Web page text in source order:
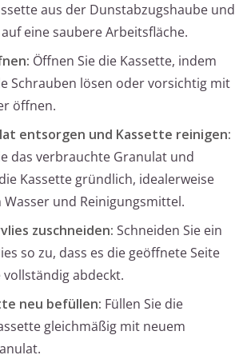
aus der Dunstabzugshaube und
auf eine saubere Arbeitsfläche.
Öffnen Sie die Kassette, indem
Schrauben lösen oder vorsichtig mit
öffnen.
entsorgen und Kassette reinigen:
das verbrauchte Granulat und
Kassette gründlich, idealerweise
und Reinigungsmittel.
zuschneiden: Schneiden Sie ein
so zu, dass es die geöffnete Seite
vollständig abdeckt.
neu befüllen: Füllen Sie die
gleichmäßig mit neuem